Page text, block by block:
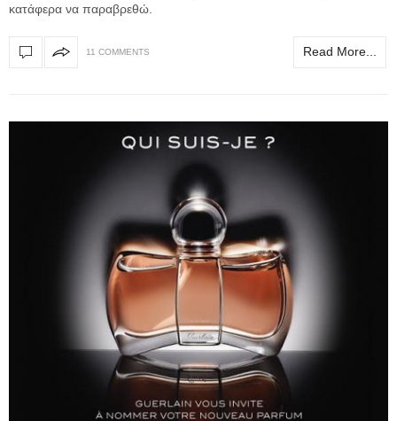
κατάφερα να παραβρεθώ.
11 COMMENTS Read More...